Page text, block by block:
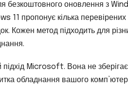
безкоштовного оновлення з
11 пропонує кілька перевірених
Кожен метод підходить для
Microsoft. Вона не
обладнання вашого